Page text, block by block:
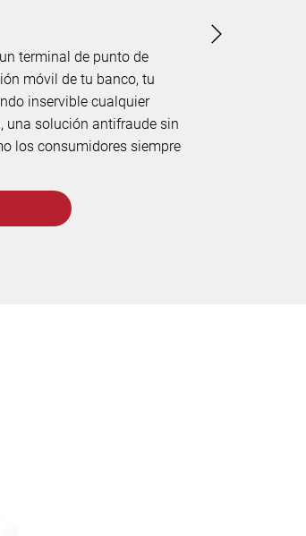
terminal de punto de
móvil de tu banco, tu
inservible cualquier
una solución antifraude sin
los consumidores siempre